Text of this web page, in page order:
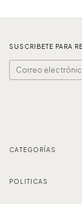
SUSCRIBETE PARA
CATEGORÍAS
POLITICAS